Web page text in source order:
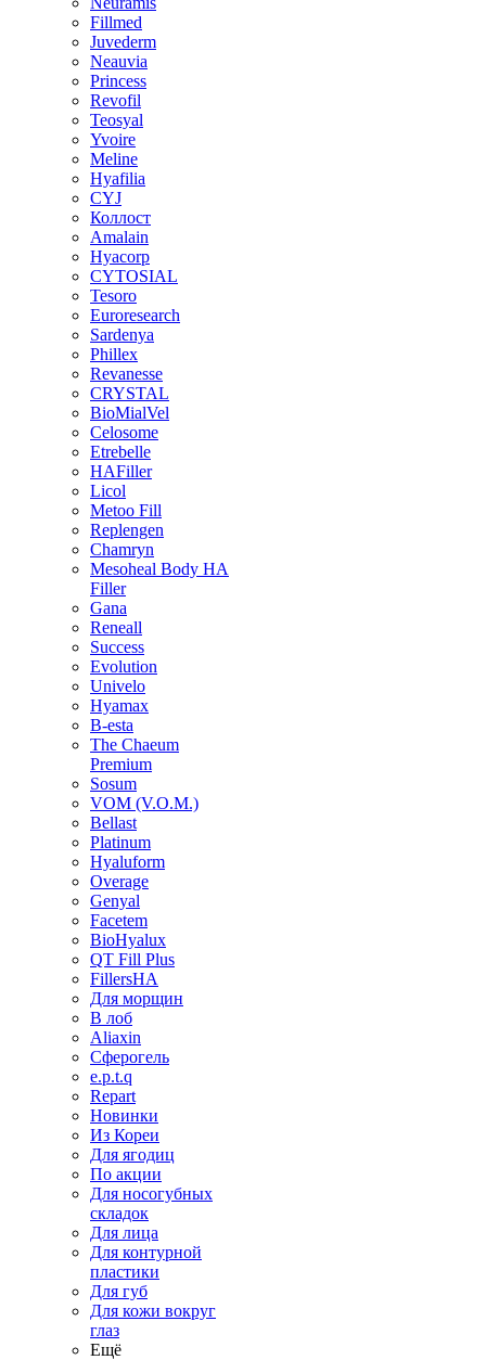
Fillmed
Juvederm
Neauvia
Princess
Revofil
Teosyal
Yvoire
Meline
Hyafilia
CYJ
Коллост
Amalain
Hyacorp
CYTOSIAL
Tesoro
Euroresearch
Sardenya
Phillex
Revanesse
CRYSTAL
BioMialVel
Celosome
Etrebelle
HAFiller
Licol
Metoo Fill
Replengen
Chamryn
Mesoheal Body HA
Filler
Gana
Reneall
Success
Evolution
Univelo
Hyamax
B-esta
The Chaeum
Premium
Sosum
VOM (V.O.M.)
Bellast
Platinum
Hyaluform
Overage
Genyal
Facetem
BioHyalux
QT Fill Plus
FillersHA
Для морщин
В лоб
Aliaxin
Сферогель
e.p.t.q
Repart
Новинки
Из Кореи
Для ягодиц
По акции
Для носогубных
складок
Для лица
Для контурной
пластики
Для губ
Для кожи вокруг
глаз
Ещё